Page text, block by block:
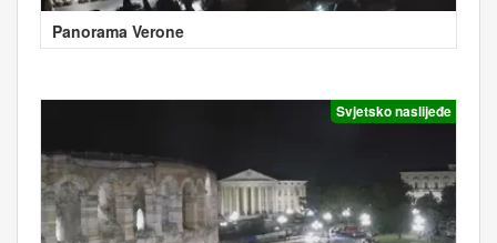
Panorama Verone
Svjetsko naslijeđe